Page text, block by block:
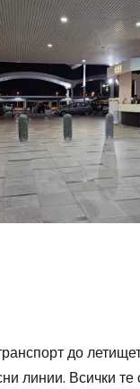
до
линии. Всички